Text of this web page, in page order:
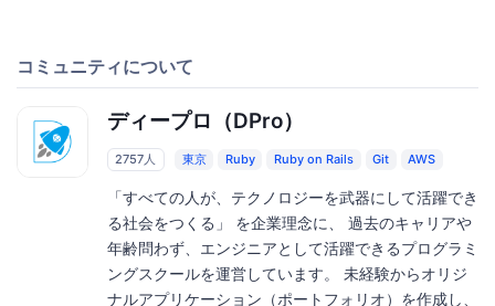
コミュニティについて
ディープロ（DPro）
2757人 東京 Ruby Ruby on Rails Git AWS
「すべての人が、テクノロジーを武器にして活躍でき
る社会をつくる」 を企業理念に、 過去のキャリアや
年齢問わず、エンジニアとして活躍できるプログラミ
ングスクールを運営しています。 未経験からオリジ
ナルアプリケーション（ポートフォリオ）を作成し、